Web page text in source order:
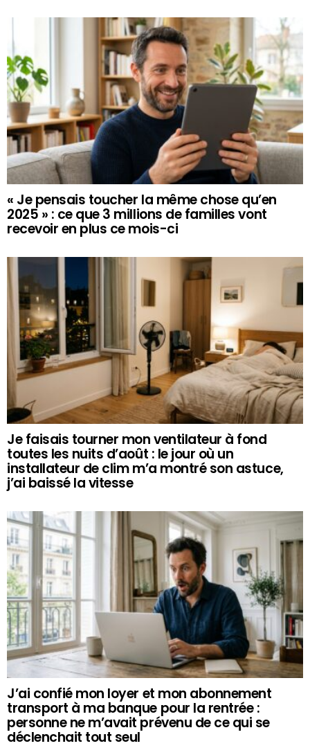
« Je pensais toucher la même chose qu’en
2025 » : ce que 3 millions de familles vont
recevoir en plus ce mois-ci
Je faisais tourner mon ventilateur à fond
toutes les nuits d’août : le jour où un
installateur de clim m’a montré son astuce,
j’ai baissé la vitesse
J’ai confié mon loyer et mon abonnement
transport à ma banque pour la rentrée :
personne ne m’avait prévenu de ce qui se
déclenchait tout seul